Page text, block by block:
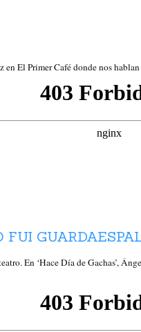
El Primer Café donde nos hablan
En ‘Hace Día de Gachas’,